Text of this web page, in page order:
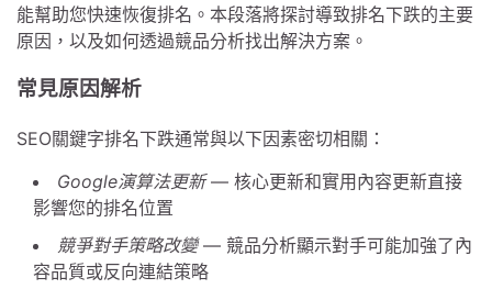
能幫助您快速恢復排名。本段落將探討導致排名下跌的主要
原因，以及如何透過競品分析找出解決方案。
常見原因解析
SEO關鍵字排名下跌通常與以下因素密切相關：
Google演算法更新— 核心更新和實用內容更新直接
影響您的排名位置
競爭對手策略改變— 競品分析顯示對手可能加強了內
容品質或反向連結策略